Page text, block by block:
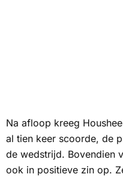
Na afloop kreeg
al tien keer scoorde, de
de wedstrijd. Bovendien
ook in positieve zin op.